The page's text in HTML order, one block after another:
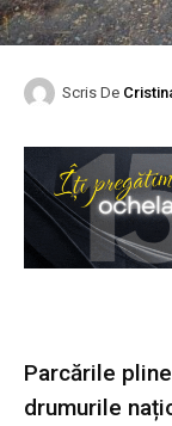
Scris De
Parcările
drumurile